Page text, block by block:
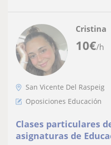
10€/h
Cristina
San Vicente Del Raspeig
Oposiciones Educación
Clases particulares
asignaturas de